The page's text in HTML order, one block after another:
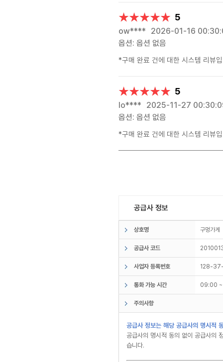
★★★★★
★★★★★ 5
ow**** 2026-01-16
옵션: 옵션 없음
*구매 완료 건에 대한 시스템 리뷰
★★★★★
★★★★★ 5
lo**** 2025-11-27
옵션: 옵션 없음
*구매 완료 건에 대한 시스템 리뷰
공급사 정보
상호명 구멍가
공급사 코드
사업자 등록번호 128-
통화 가능 시간 09:00
주의사항
공급사 정보는 해당 공급사의 명시적
공급사의 명시적 동의 없이 공급사의
습니다.